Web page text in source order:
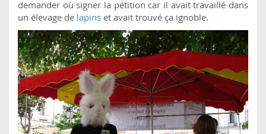
demander où signer la pétition car il avait travaillé dans
un élevage de lapins et avait trouvé ça ignoble.